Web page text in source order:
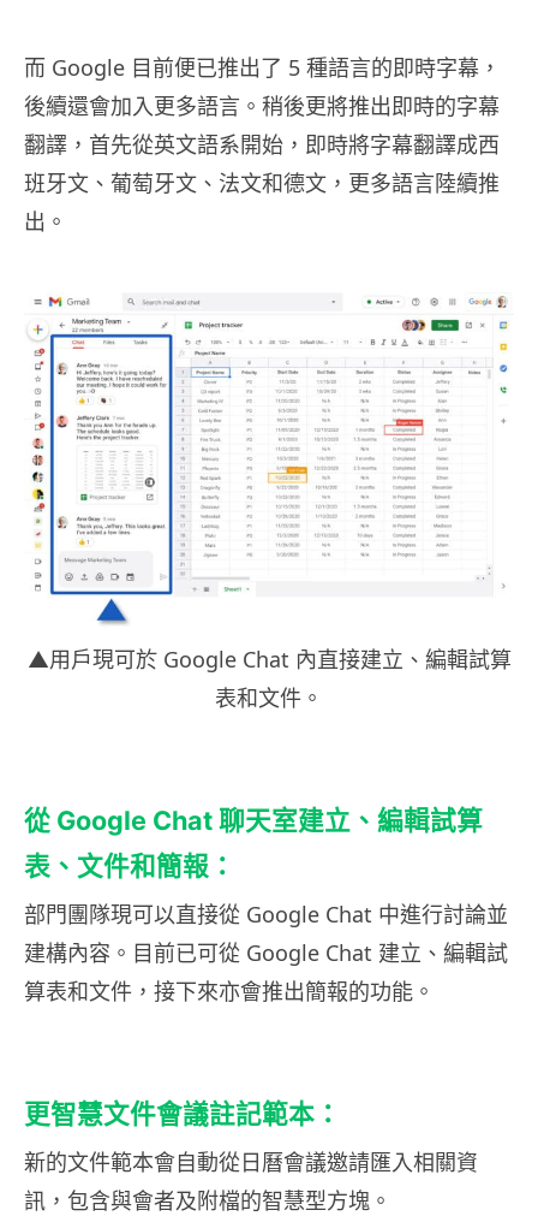
而 Google 目前便已推出了 5 種語言的即時字幕，
後續還會加入更多語言。稍後更將推出即時的字幕
翻譯，首先從英文語系開始，即時將字幕翻譯成西
班牙文、葡萄牙文、法文和德文，更多語言陸續推
出。
▲用戶現可於 Google Chat 內直接建立、編輯試算
表和文件。
從 Google Chat 聊天室建立、編輯試算
表、文件和簡報：
部門團隊現可以直接從 Google Chat 中進行討論並
建構內容。目前已可從 Google Chat 建立、編輯試
算表和文件，接下來亦會推出簡報的功能。
更智慧文件會議註記範本：
新的文件範本會自動從日曆會議邀請匯入相關資
訊，包含與會者及附檔的智慧型方塊。